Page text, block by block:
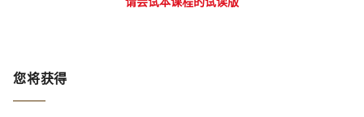
您将获得